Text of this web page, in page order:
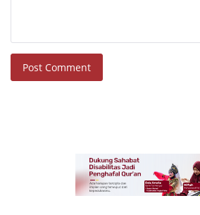
Post Comment